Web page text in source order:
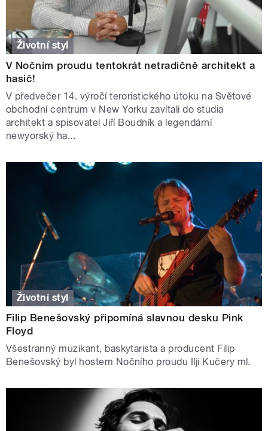
Životní styl
V Nočním proudu tentokrát netradičně architekt a
hasič!
V předvečer 14. výročí teroristického útoku na Světové
obchodní centrum v New Yorku zavítali do studia
architekt a spisovatel Jiří Boudník a legendární
newyorský ha...
Životní styl
Filip Benešovský připomíná slavnou desku Pink
Floyd
Všestranný muzikant, baskytarista a producent Filip
Benešovský byl hostem Nočního proudu Ilji Kučery ml.